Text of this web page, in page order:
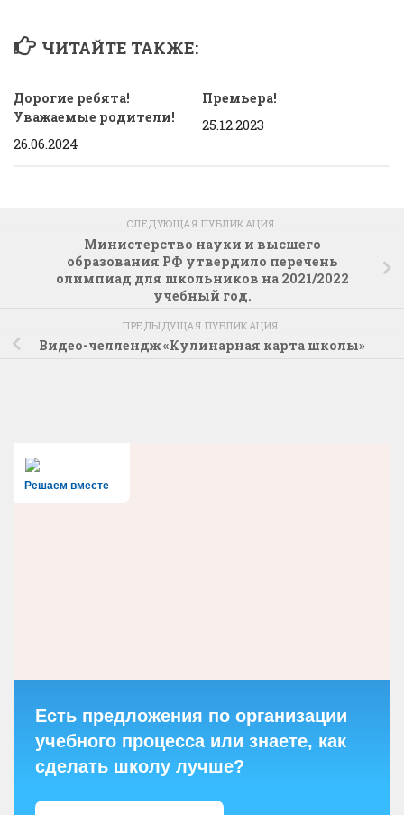
ЧИТАЙТЕ ТАКЖЕ:
Дорогие ребята!
Уважаемые родители!
26.06.2024
Премьера!
25.12.2023
СЛЕДУЮЩАЯ ПУБЛИКАЦИЯ
Министерство науки и высшего
образования РФ утвердило перечень
олимпиад для школьников на 2021/2022
учебный год.
ПРЕДЫДУЩАЯ ПУБЛИКАЦИЯ
Видео-челлендж «Кулинарная карта школы»
Решаем вместе
Есть предложения по организации
учебного процесса или знаете, как
сделать школу лучше?